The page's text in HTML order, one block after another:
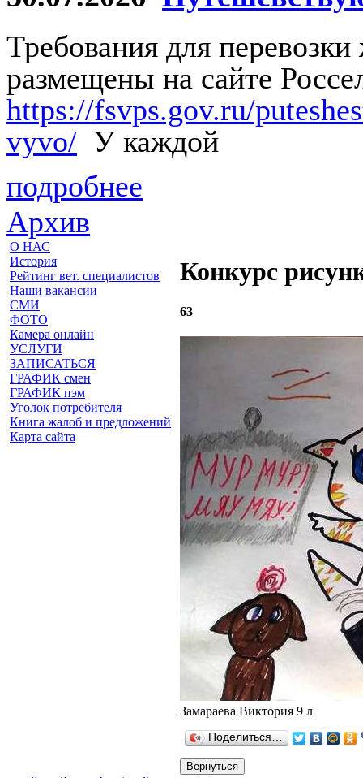
Требования для
размещены на сайте
https://fsvps.gov.ru/
vyvo/ У каждой
подробнее
Архив
О НАС
История
Рейтинг вет. специалистов
Наши вакансии
СМИ
ФОТО
Камера онлайн
УСЛУГИ
ЗАПИСАТЬСЯ
ГРАФИК смен
ГРАФИК пэм
Уголок потребителя
Книга жалоб и предложений
Карта сайта
Конкурс
63
Замараева Виктория 9 л
Поделиться…